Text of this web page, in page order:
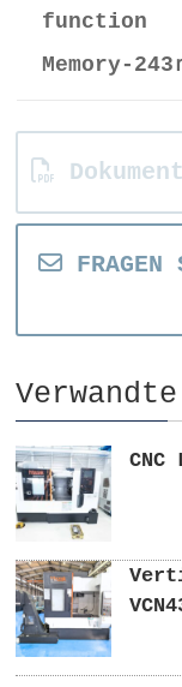
function
Memory-
FRAGEN
CNC